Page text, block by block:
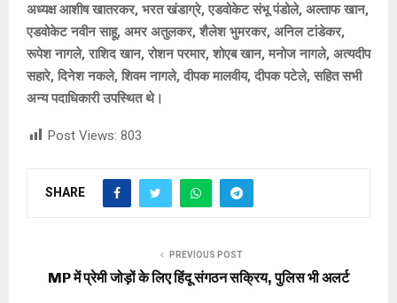
अध्यक्ष आशीष खातरकर, भरत खंडाग्रे, एडवोकेट संभू पंडोले, अल्ताफ खान,
एडवोकेट नवीन साहू, अमर अतुलकर, शैलेश भुमरकर, अनिल टांडेकर,
रूपेश नागले, राशिद खान, रोशन परमार, शोएब खान, मनोज नागले, अत्यदीप
सहारे, दिनेश नकले, शिवम नागले, दीपक मालवीय, दीपक पटेले, सहित सभी
अन्य पदाधिकारी उपस्थित थे।
Post Views: 803
SHARE
PREVIOUS POST
MP में प्रेमी जोड़ों के लिए हिंदू संगठन सक्रिय, पुलिस भी अलर्ट